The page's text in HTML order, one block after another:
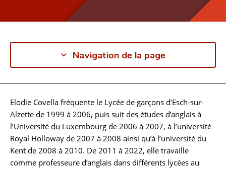
Navigation de la page
Biographie
Elodie Covella fréquente le Lycée de garçons d’Esch-sur-
Alzette de 1999 à 2006, puis suit des études d’anglais à
l’Université du Luxembourg de 2006 à 2007, à l’université
Royal Holloway de 2007 à 2008 ainsi qu’à l’université du
Kent de 2008 à 2010. De 2011 à 2022, elle travaille
comme professeure d’anglais dans différents lycées au